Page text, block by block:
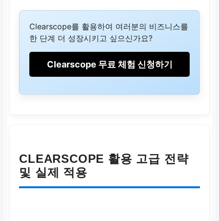
Clearscope를 활용하여 여러분의 비즈니스를
한 단계 더 성장시키고 싶으신가요?
Clearscope 무료 체험 신청하기
CLEARSCOPE 활용 고급 전략
및 실제 적용